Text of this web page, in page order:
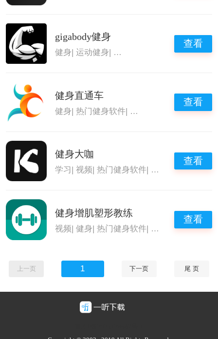
gigabody健身
健身 |运动健身 热门健身软件 健身教程app
查看
健身直通车
健身|热门健身软件| 健身教程app
查看
健身大咖
学习 |视频 |热门健身软件 健身教程app
查看
健身增肌塑形教练
视频|健身|热门健身软件| 健身教程app
查看
上一页 1 下一页 尾 页